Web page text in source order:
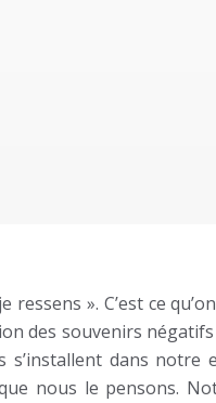
». C’est ce
des souvenirs
dans
nous le pensons.